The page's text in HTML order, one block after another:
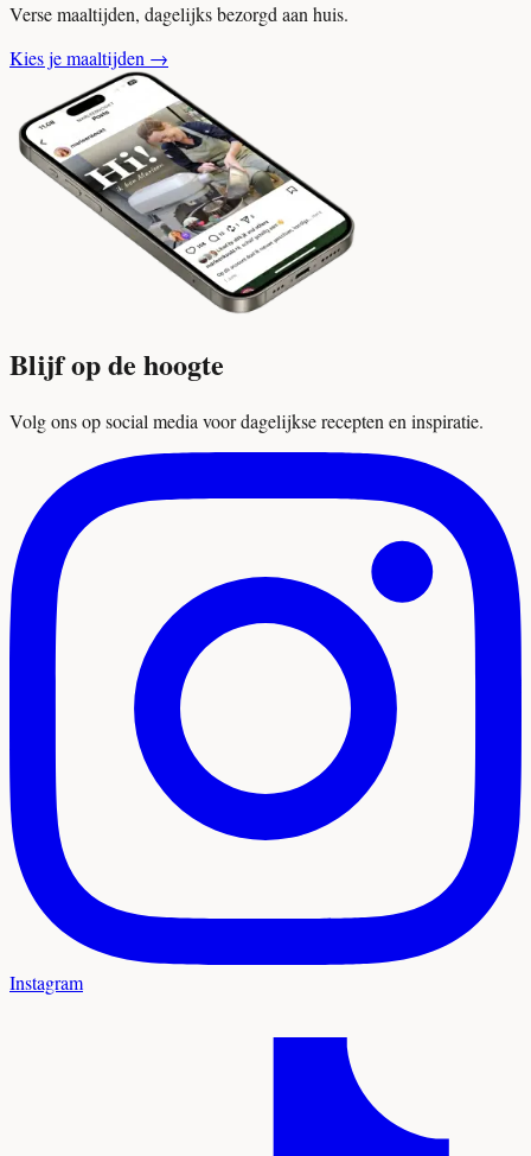
Verse maaltijden, dagelijks bezorgd aan huis.
Kies je maaltijden →
Blijf op de hoogte
Volg ons op social media voor dagelijkse recepten en inspiratie.
Instagram